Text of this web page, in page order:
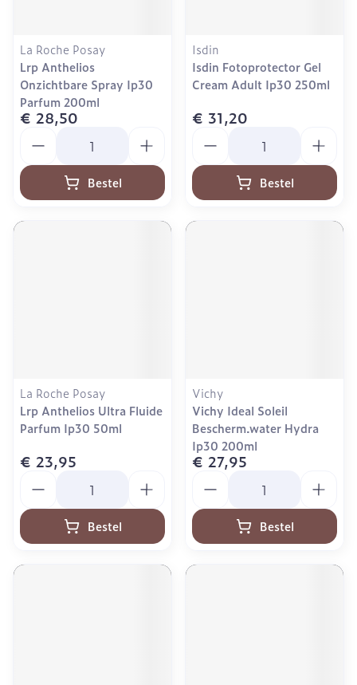
La Roche Posay
Lrp Anthelios
Onzichtbare Spray Ip30
Parfum 200ml
€ 28,50
Bestel
Isdin
Isdin Fotoprotector Gel
Cream Adult Ip30 250ml
€ 31,20
Bestel
La Roche Posay
Lrp Anthelios Ultra Fluide
Parfum Ip30 50ml
€ 23,95
Bestel
Vichy
Vichy Ideal Soleil
Bescherm.water Hydra
Ip30 200ml
€ 27,95
Bestel